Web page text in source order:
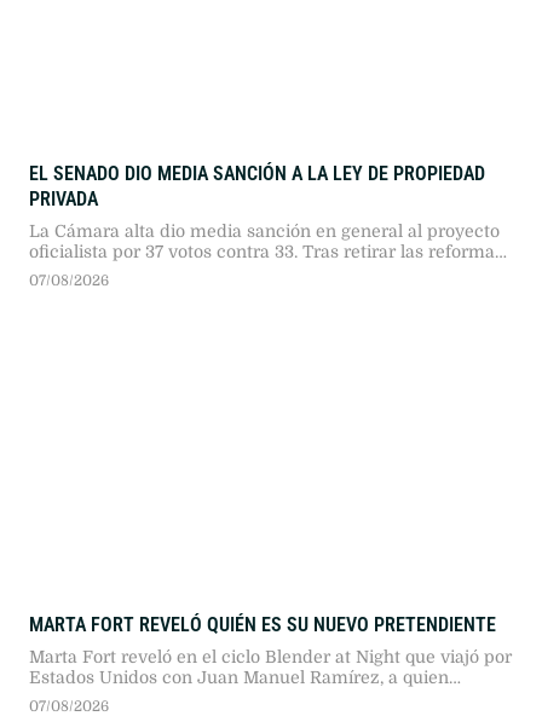
EL SENADO DIO MEDIA SANCIÓN A LA LEY DE PROPIEDAD
PRIVADA
La Cámara alta dio media sanción en general al proyecto
oficialista por 37 votos contra 33. Tras retirar las reformas
de Manejo del Fuego y Tierras, la sesión registró duros
07/08/2026
MARTA FORT REVELÓ QUIÉN ES SU NUEVO PRETENDIENTE
Marta Fort reveló en el ciclo Blender at Night que viajó por
Estados Unidos con Juan Manuel Ramírez, a quien
conoció tras la viralización del concurso para conseguir
07/08/2026